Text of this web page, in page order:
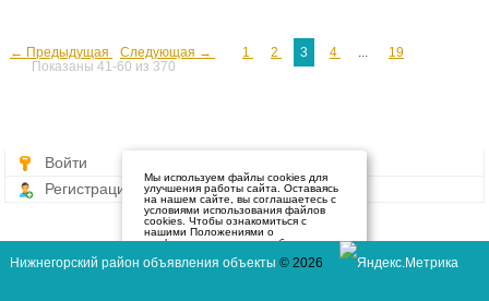
← Предыдущая Следующая → 1 2 3 4 ...
19
Показаны 41-60 из 370
Войти
Регистрация
Мы используем файлы cookies для
улучшения работы сайта. Оставаясь
на нашем сайте, вы соглашаетесь с
условиями использования файлов
cookies. Чтобы ознакомиться с
нашими Положениями о
конфиденциальности и об
нажмите здесь.
Нижнегорский район объявления объекты © 2026